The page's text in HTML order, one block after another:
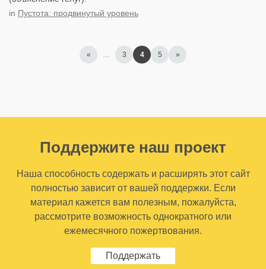
in Пустота: продвинутый уровень
« … 3 4 5 »
Поддержите наш проект
Наша способность содержать и расширять этот сайт
полностью зависит от вашей поддержки. Если
материал кажется вам полезным, пожалуйста,
рассмотрите возможность однократного или
ежемесячного пожертвования.
Поддержать